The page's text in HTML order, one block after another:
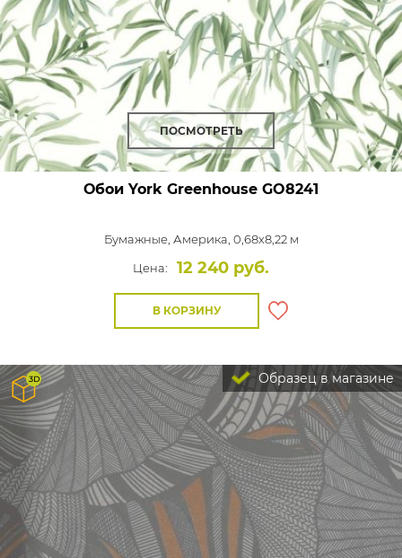
ПОСМОТРЕТЬ
Обои York Greenhouse GO8241
Бумажные, Америка, 0,68x8,22 м
Цена:
12 240 руб.
В КОРЗИНУ
Образец в магазине